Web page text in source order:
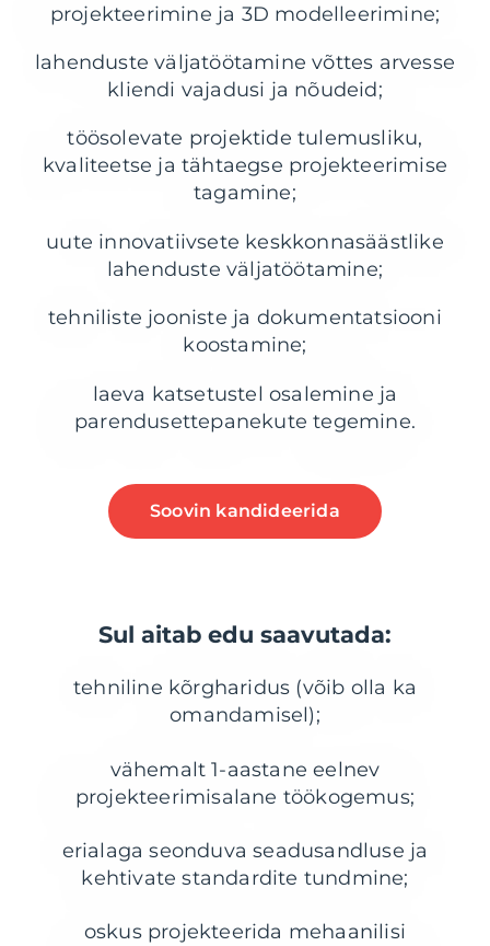
projekteerimine ja 3D modelleerimine;
lahenduste väljatöötamine võttes arvesse
kliendi vajadusi ja nõudeid;
töösolevate projektide tulemusliku,
kvaliteetse ja tähtaegse projekteerimise
tagamine;
uute innovatiivsete keskkonnasäästlike
lahenduste väljatöötamine;
tehniliste jooniste ja dokumentatsiooni
koostamine;
laeva katsetustel osalemine ja
parendusettepanekute tegemine.
Soovin kandideerida
Sul aitab edu saavutada:
tehniline kõrgharidus (võib olla ka
omandamisel);
vähemalt 1-aastane eelnev
projekteerimisalane töökogemus;
erialaga seonduva seadusandluse ja
kehtivate standardite tundmine;
oskus projekteerida mehaanilisi